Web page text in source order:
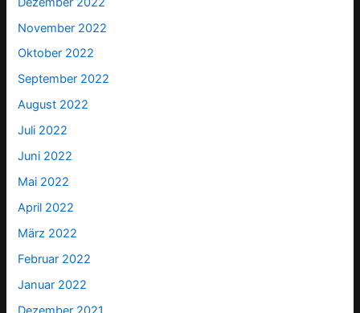
November 2022
Oktober 2022
September 2022
August 2022
Juli 2022
Juni 2022
Mai 2022
April 2022
März 2022
Februar 2022
Januar 2022